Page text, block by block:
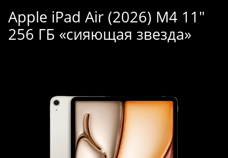
Apple iPad Air (2026) M4 11"
256 ГБ «сияющая звезда»